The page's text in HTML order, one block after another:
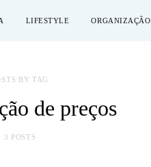
LIFESTYLE ORGANIZAÇÃO
BY TAG
de preços
3 POSTS